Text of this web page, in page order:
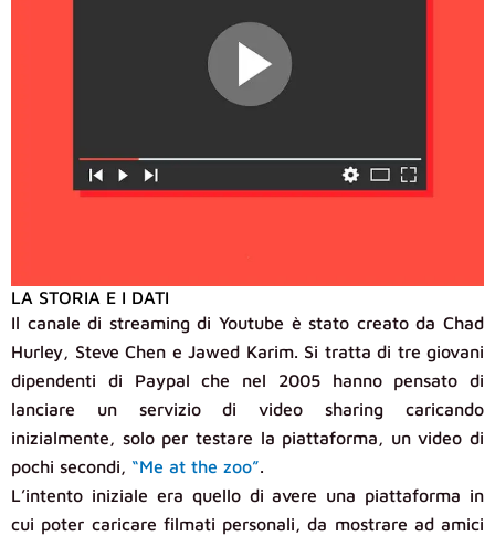
LA STORIA E I DATI
Il canale di streaming di Youtube è stato creato da Chad
Hurley, Steve Chen e Jawed Karim. Si tratta di tre giovani
dipendenti di Paypal che nel 2005 hanno pensato di
lanciare un servizio di video sharing caricando
inizialmente, solo per testare la piattaforma, un video di
pochi secondi, “Me at the zoo”.
L’intento iniziale era quello di avere una piattaforma in
cui poter caricare filmati personali, da mostrare ad amici